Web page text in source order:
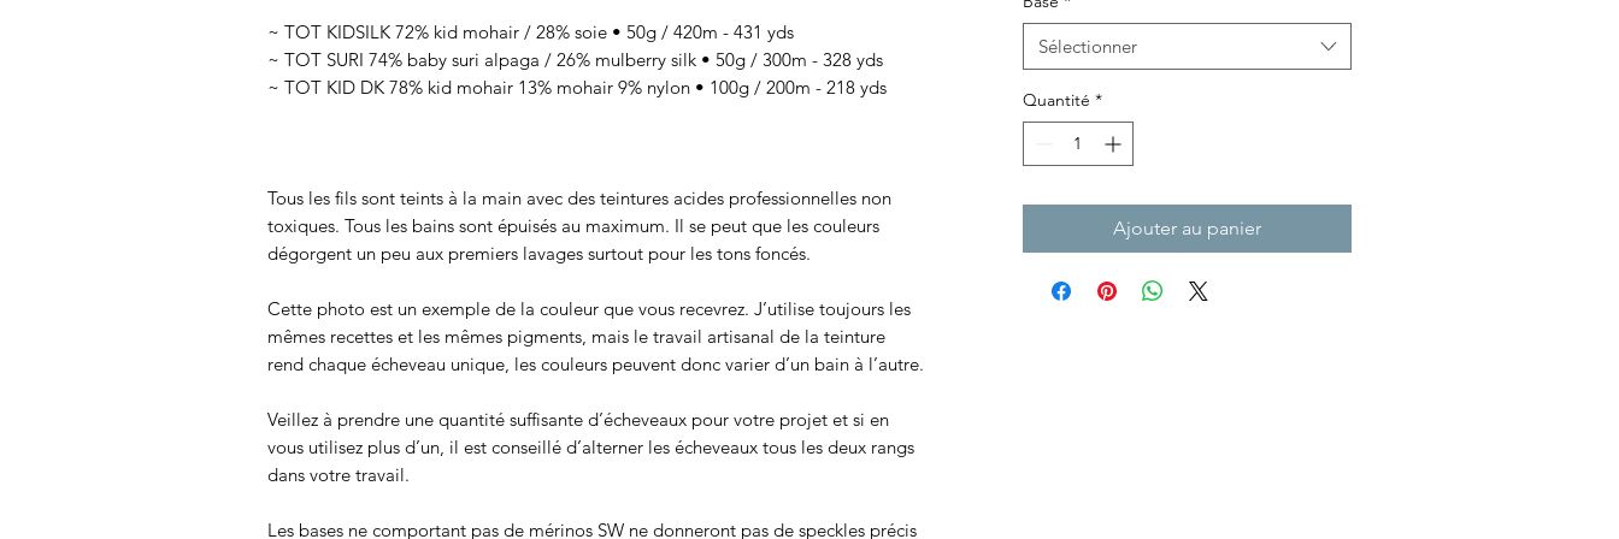
~ TOT KIDSILK 72% kid mohair / 28% soie • 50g / 420m - 431 yds
~ TOT SURI 74% baby suri alpaga / 26% mulberry silk • 50g / 300m - 328 yds
~ TOT KID DK 78% kid mohair 13% mohair 9% nylon • 100g / 200m - 218 yds
Tous les fils sont teints à la main avec des teintures acides professionnelles non
toxiques. Tous les bains sont épuisés au maximum. Il se peut que les couleurs
dégorgent un peu aux premiers lavages surtout pour les tons foncés.
Cette photo est un exemple de la couleur que vous recevrez. J’utilise toujours les
mêmes recettes et les mêmes pigments, mais le travail artisanal de la teinture
rend chaque écheveau unique, les couleurs peuvent donc varier d’un bain à l’autre.
Veillez à prendre une quantité suffisante d’écheveaux pour votre projet et si en
vous utilisez plus d’un, il est conseillé d’alterner les écheveaux tous les deux rangs
dans votre travail.
Les bases ne comportant pas de mérinos SW ne donneront pas de speckles précis
Sélectionner
Quantité *
Ajouter au panier